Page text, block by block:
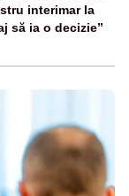
interimar la
să ia o decizie”